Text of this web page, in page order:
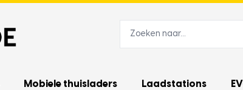
Mobiele thuisladers Laadstations